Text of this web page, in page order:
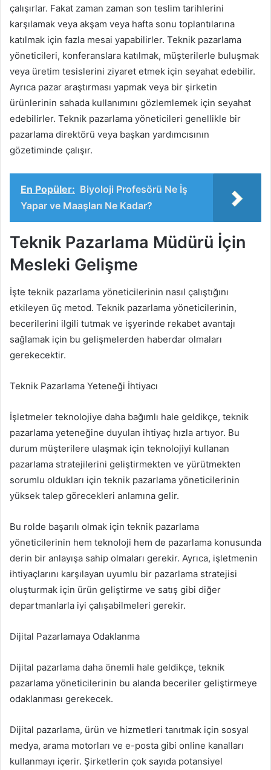
çalışırlar. Fakat zaman zaman son teslim tarihlerini
karşılamak veya akşam veya hafta sonu toplantılarına
katılmak için fazla mesai yapabilirler. Teknik pazarlama
yöneticileri, konferanslara katılmak, müşterilerle buluşmak
veya üretim tesislerini ziyaret etmek için seyahat edebilir.
Ayrıca pazar araştırması yapmak veya bir şirketin
ürünlerinin sahada kullanımını gözlemlemek için seyahat
edebilirler. Teknik pazarlama yöneticileri genellikle bir
pazarlama direktörü veya başkan yardımcısının
gözetiminde çalışır.
En Popüler: Biyoloji Profesörü Ne İş
Yapar ve Maaşları Ne Kadar?
Teknik Pazarlama Müdürü İçin
Mesleki Gelişme
İşte teknik pazarlama yöneticilerinin nasıl çalıştığını
etkileyen üç metod. Teknik pazarlama yöneticilerinin,
becerilerini ilgili tutmak ve işyerinde rekabet avantajı
sağlamak için bu gelişmelerden haberdar olmaları
gerekecektir.
Teknik Pazarlama Yeteneği İhtiyacı
İşletmeler teknolojiye daha bağımlı hale geldikçe, teknik
pazarlama yeteneğine duyulan ihtiyaç hızla artıyor. Bu
durum müşterilere ulaşmak için teknolojiyi kullanan
pazarlama stratejilerini geliştirmekten ve yürütmekten
sorumlu oldukları için teknik pazarlama yöneticilerinin
yüksek talep görecekleri anlamına gelir.
Bu rolde başarılı olmak için teknik pazarlama
yöneticilerinin hem teknoloji hem de pazarlama konusunda
derin bir anlayışa sahip olmaları gerekir. Ayrıca, işletmenin
ihtiyaçlarını karşılayan uyumlu bir pazarlama stratejisi
oluşturmak için ürün geliştirme ve satış gibi diğer
departmanlarla iyi çalışabilmeleri gerekir.
Dijital Pazarlamaya Odaklanma
Dijital pazarlama daha önemli hale geldikçe, teknik
pazarlama yöneticilerinin bu alanda beceriler geliştirmeye
odaklanması gerekecek.
Dijital pazarlama, ürün ve hizmetleri tanıtmak için sosyal
medya, arama motorları ve e-posta gibi online kanalları
kullanmayı içerir. Şirketlerin çok sayıda potansiyel